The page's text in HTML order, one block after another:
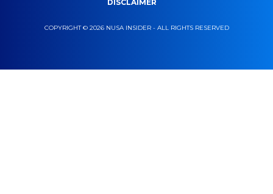
DISCLAIMER
COPYRIGHT © 2026 NUSA INSIDER - ALL RIGHTS RESERVED